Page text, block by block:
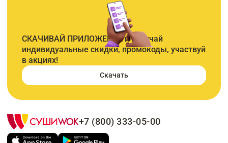
СКАЧИВАЙ ПРИЛОЖЕНИЕ и получай
индивидуальные скидки, промокоды, участвуй
в акциях!
Скачать
+7 (800) 333-05-00